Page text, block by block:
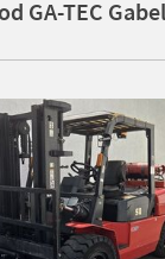
GA-TEC